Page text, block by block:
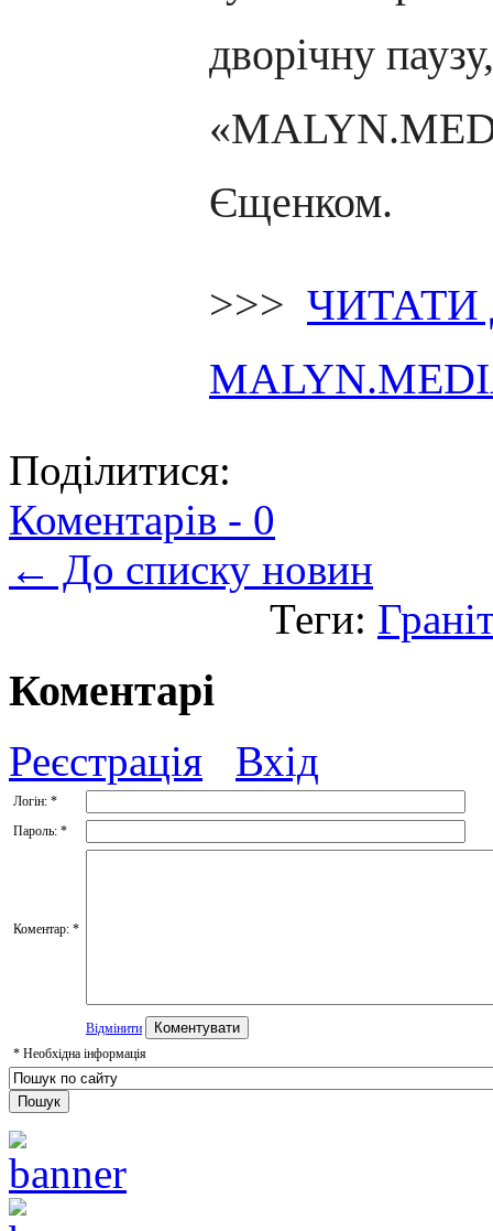
дворічну
Єщенком.
>>> ЧИТАТИ
Поділитися:
Коментарів - 0
← До списку новин
Теги:
Коментарі
Реєстрація Вхід
Логін: *
Пароль: *
Коментар: *
Відмінити
* Необхідна інформація